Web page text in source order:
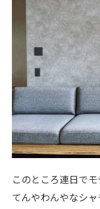
このところ連日で
てんやわんやなシ